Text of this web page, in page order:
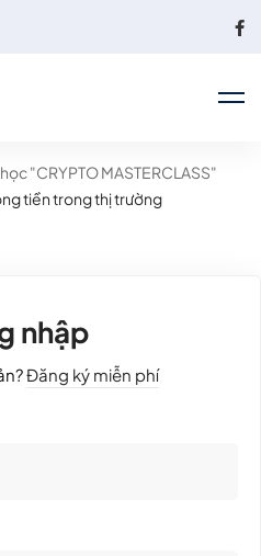
"CRYPTO MASTERCLASS"
tiền trong thị trường
nhập
Đăng ký miễn phí